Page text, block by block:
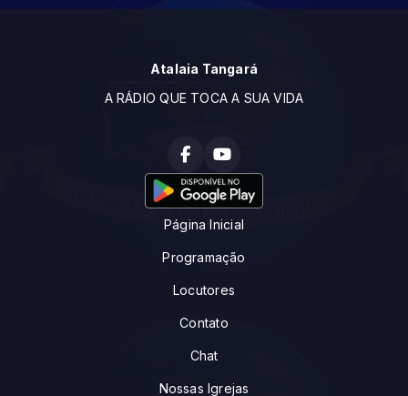
Atalaia Tangará
A RÁDIO QUE TOCA A SUA VIDA
Página Inicial
Programação
Locutores
Contato
Chat
Nossas Igrejas